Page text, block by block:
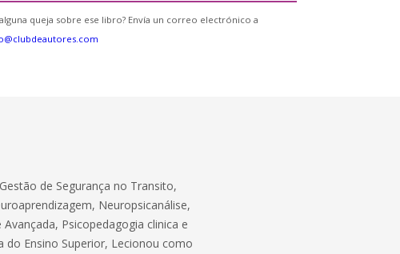
queja sobre ese libro? Envía un correo electrónico a
de Segurança no Transito,
Neuropsicanálise,
Psicopedagogia clinica e
do Ensino Superior, Lecionou como